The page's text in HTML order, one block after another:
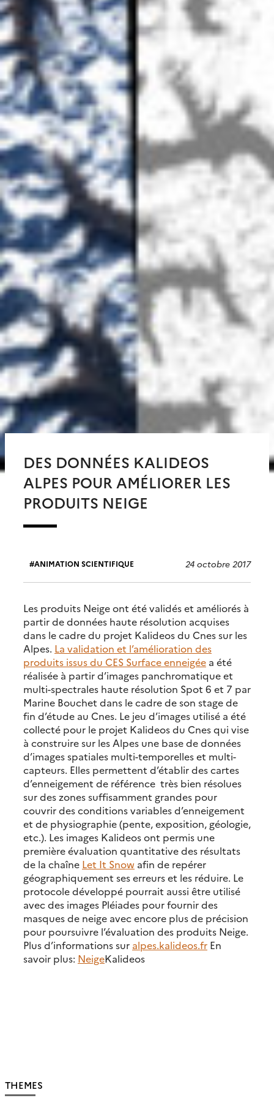
DES DONNÉES KALIDEOS
ALPES POUR AMÉLIORER LES
PRODUITS NEIGE
ANIMATION SCIENTIFIQUE 24 octobre 2017
Les produits Neige ont été validés et améliorés à
partir de données haute résolution acquises
dans le cadre du projet Kalideos du Cnes sur les
Alpes. La validation et l’amélioration des
produits issus du CES Surface enneigée a été
réalisée à partir d’images panchromatique et
multi-spectrales haute résolution Spot 6 et 7 par
Marine Bouchet dans le cadre de son stage de
fin d’étude au Cnes. Le jeu d’images utilisé a été
collecté pour le projet Kalideos du Cnes qui vise
à construire sur les Alpes une base de données
d’images spatiales multi-temporelles et multi-
capteurs. Elles permettent d’établir des cartes
d’enneigement de référence très bien résolues
sur des zones suffisamment grandes pour
couvrir des conditions variables d’enneigement
et de physiographie (pente, exposition, géologie,
etc.). Les images Kalideos ont permis une
première évaluation quantitative des résultats
de la chaîne Let It Snow afin de repérer
géographiquement ses erreurs et les réduire. Le
protocole développé pourrait aussi être utilisé
avec des images Pléiades pour fournir des
masques de neige avec encore plus de précision
pour poursuivre l’évaluation des produits Neige.
Plus d’informations sur alpes.kalideos.fr En
savoir plus: NeigeKalideos
THEMES